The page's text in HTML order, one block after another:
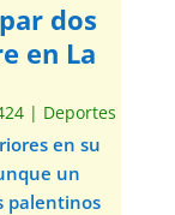
dos
en La
| Deportes
en su
un
palentinos